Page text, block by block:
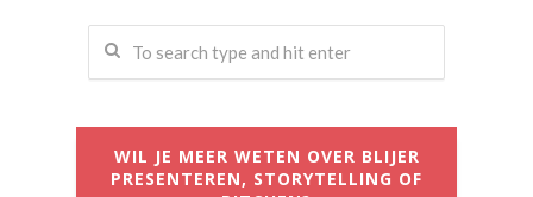
WIL JE MEER WETEN OVER BLIJER
PRESENTEREN, STORYTELLING OF